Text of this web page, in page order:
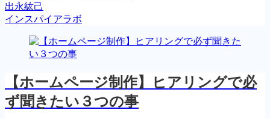
出永紘己
インスパイアラボ
【ホームページ制作】ヒアリングで必
ず聞きたい３つの事